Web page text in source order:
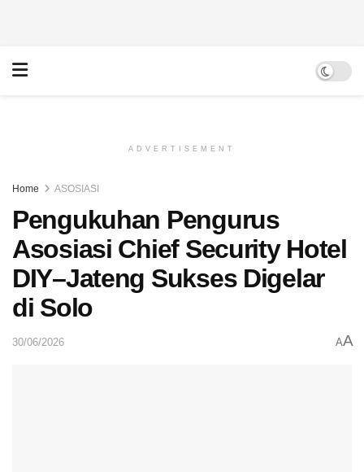
ADVERTISEMENT
Home ASOSIASI
Pengukuhan Pengurus
Asosiasi Chief Security Hotel
DIY–Jateng Sukses Digelar
di Solo
30/06/2026 AA